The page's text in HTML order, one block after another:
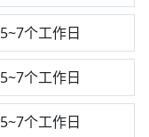
5~7个工作日
5~7个工作日
5~7个工作日